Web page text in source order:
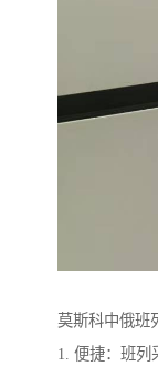
莫斯科中俄班
1. 便捷：班列